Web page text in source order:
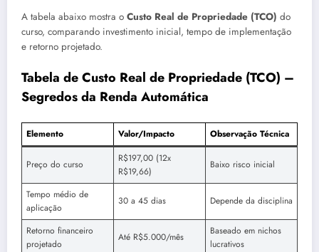
A tabela abaixo mostra o Custo Real de Propriedade (TCO) do
curso, comparando investimento inicial, tempo de implementação
e retorno projetado.
Tabela de Custo Real de Propriedade (TCO) –
Segredos da Renda Automática
Elemento Valor/Impacto Observação Técnica
Preço do curso
R$197,00 (12x
R$19,66)
Baixo risco inicial
Tempo médio de
aplicação
30 a 45 dias Depende da disciplina
Retorno financeiro
projetado
Até R$5.000/mês
Baseado em nichos
lucrativos